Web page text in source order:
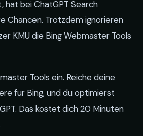
hat bei ChatGPT Search
Chancen. Trotzdem ignorieren
KMU die Bing Webmaster Tools
Tools ein. Reiche deine
für Bing, und du optimierst
Das kostet dich 20 Minuten